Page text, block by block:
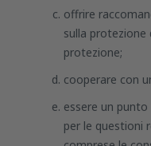
offrire
sulla protezione
protezione;
cooperare con
essere un
per le questioni